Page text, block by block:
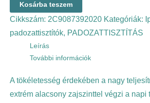
Kosárba teszem
Cikkszám: 2C9087392020 Kategóriák:
padozattisztítók, PADOZATTISZTÍTÁS
Leírás
További információk
A tökéletesség érdekében a nagy
extrém alacsony zajszinttel végzi a napi